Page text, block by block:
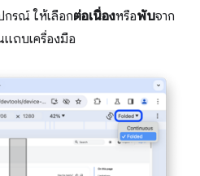
กรณ์ ให้เลือกต่อเนื่องหรือพับจาก
ถบเครื่องมือ